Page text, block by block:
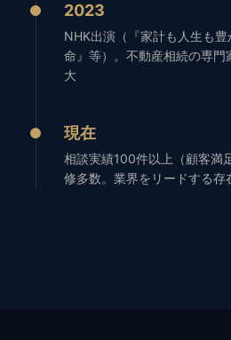
2023
NHK出演（『家計も人生も
命』等）。不動産相続の専
大
現在
相談実績100件以上（顧客満
修多数。業界をリードする存